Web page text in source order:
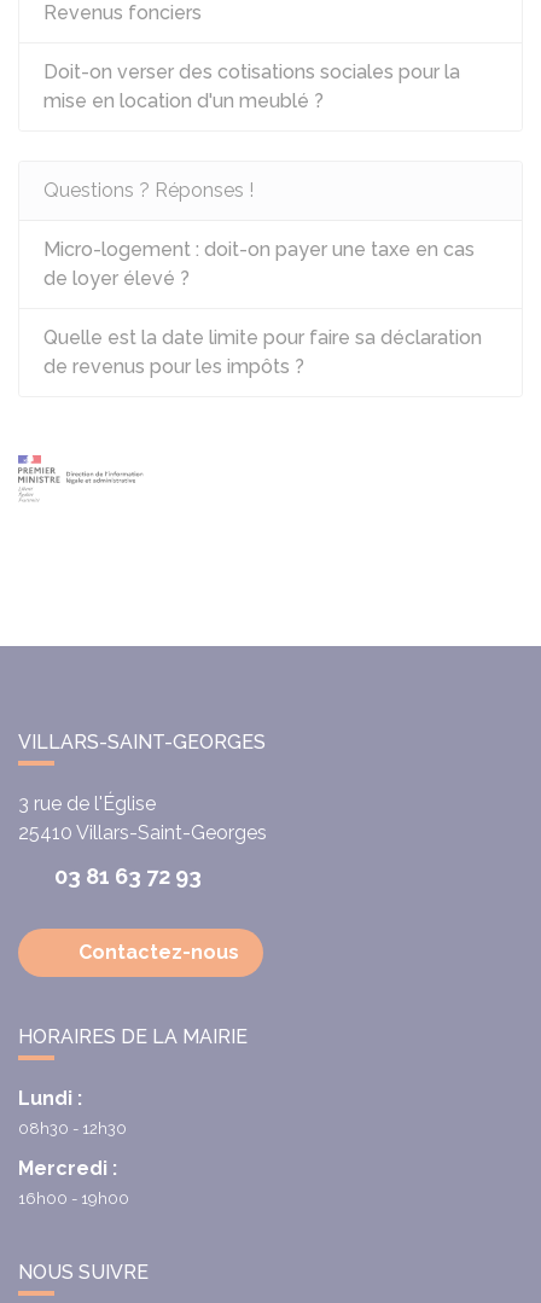
Revenus fonciers
Doit-on verser des cotisations sociales pour la
mise en location d'un meublé ?
Questions ? Réponses !
Micro-logement : doit-on payer une taxe en cas
de loyer élevé ?
Quelle est la date limite pour faire sa déclaration
de revenus pour les impôts ?
VILLARS-SAINT-GEORGES
3 rue de l'Église
25410 Villars-Saint-Georges
03 81 63 72 93
Contactez-nous
HORAIRES DE LA MAIRIE
Lundi :
08h30 - 12h30
Mercredi :
16h00 - 19h00
NOUS SUIVRE